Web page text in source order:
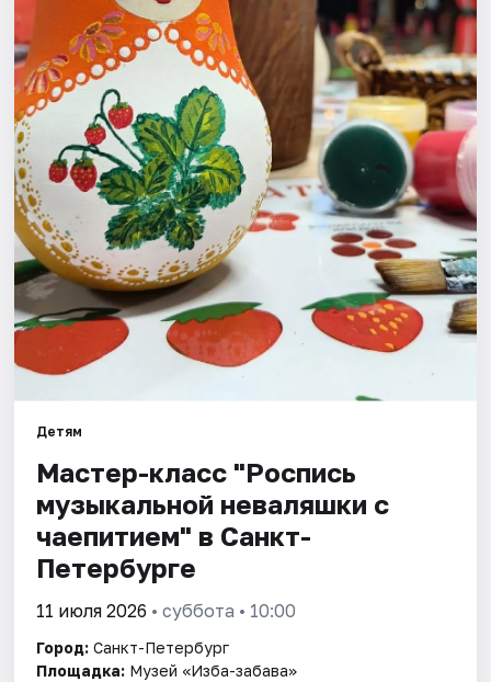
Города
Площадки
Артисты
Рейтинги
Детям
Мастер-класс "Роспись
музыкальной неваляшки с
чаепитием" в Санкт-
Петербурге
11 июля 2026 • суббота • 10:00
Город: Санкт-Петербург
Площадка: Музей «Изба-забава»